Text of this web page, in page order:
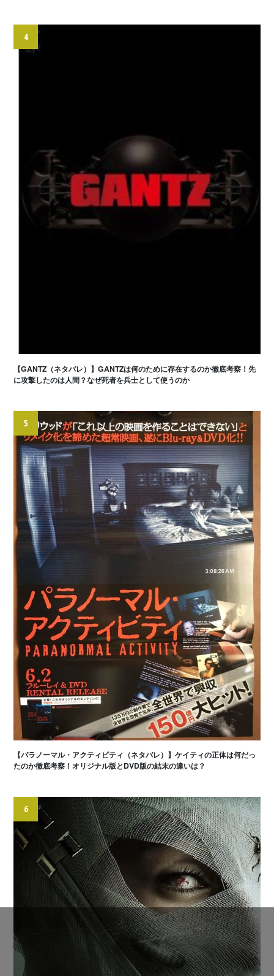
4
【GANTZ（ネタバレ）】GANTZは何のために存在するのか徹底考察！先
に攻撃したのは人間？なぜ死者を兵士として使うのか
5
【パラノーマル・アクティビティ（ネタバレ）】ケイティの正体は何だっ
たのか徹底考察！オリジナル版とDVD版の結末の違いは？
6